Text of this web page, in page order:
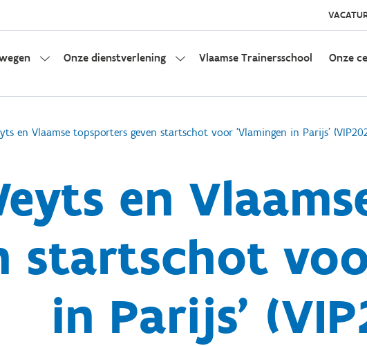
Onze dienstverlening Vlaamse Trainersschool Onze
en Vlaamse topsporters geven startschot voor ‘Vlamingen in Parijs’
en
startschot
in Parijs’